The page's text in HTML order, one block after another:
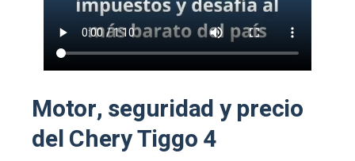
Motor, seguridad y precio
del Chery Tiggo 4